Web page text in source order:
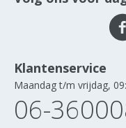
Klantenservice
Maandag t/m vrijdag,
06-